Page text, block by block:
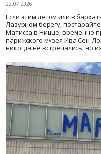
22.07.2026
Если этим летом или в
Лазурном берегу,
Матисса в Ницце, временно
парижского музея Ива Сен-
никогда не встречались, но